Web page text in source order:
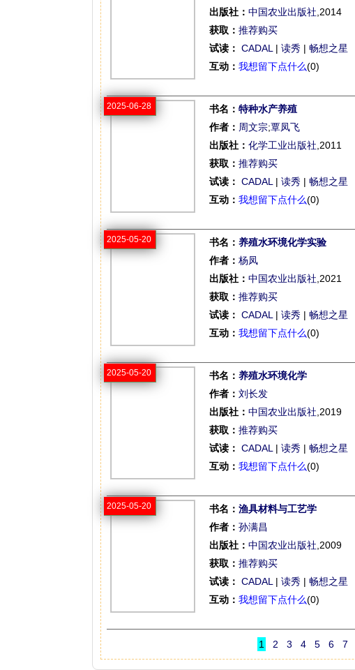
出版社： 中国农业出版社 ,2014
获取： 推荐购买
试读： CADAL | 读秀 | 畅想之星
互动： 我想留下点什么(0)
2025-06-28 书名： 特种水产养殖
作者： 周文宗;覃凤飞
出版社： 化学工业出版社 ,2011
获取： 推荐购买
试读： CADAL | 读秀 | 畅想之星
互动： 我想留下点什么(0)
2025-05-20 书名： 养殖水环境化学实验
作者： 杨凤
出版社： 中国农业出版社 ,2021
获取： 推荐购买
试读： CADAL | 读秀 | 畅想之星
互动： 我想留下点什么(0)
2025-05-20 书名： 养殖水环境化学
作者： 刘长发
出版社： 中国农业出版社 ,2019
获取： 推荐购买
试读： CADAL | 读秀 | 畅想之星
互动： 我想留下点什么(0)
2025-05-20 书名： 渔具材料与工艺学
作者： 孙满昌
出版社： 中国农业出版社 ,2009
获取： 推荐购买
试读： CADAL | 读秀 | 畅想之星
互动： 我想留下点什么(0)
1 2 3 4 5 6 7